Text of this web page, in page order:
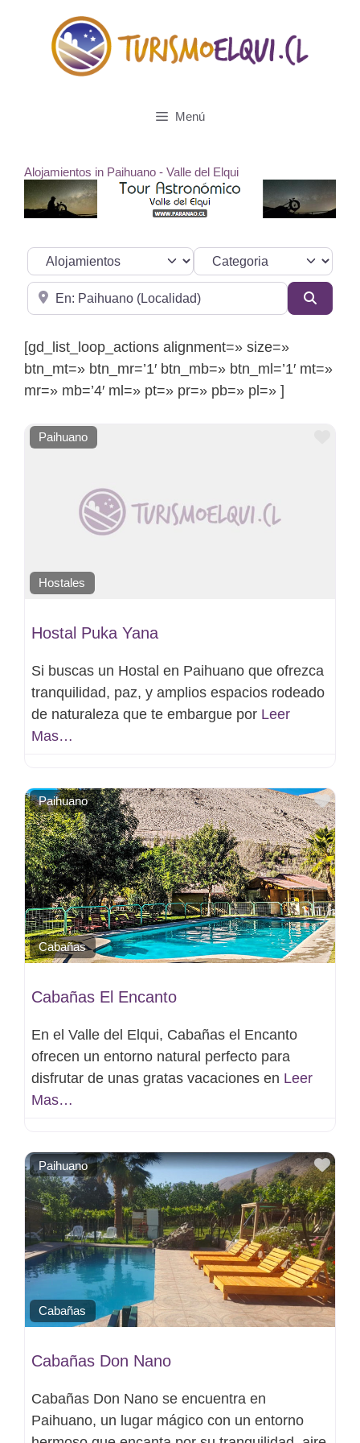
contenido
Menú
Alojamientos in Paihuano - Valle del Elqui
Seleccionar el formulario de búsqueda
Categoria
Cerca de
[gd_list_loop_actions alignment=» size=»
btn_mt=» btn_mr=’1′ btn_mb=» btn_ml=’1′ mt=»
mr=» mb=’4′ ml=» pt=» pr=» pb=» pl=» ]
Paihuano
Hostales
Hostal Puka Yana
Si buscas un Hostal en Paihuano que ofrezca
tranquilidad, paz, y amplios espacios rodeado
de naturaleza que te embargue por Leer
Mas…
Paihuano
Cabañas
Cabañas El Encanto
En el Valle del Elqui, Cabañas el Encanto
ofrecen un entorno natural perfecto para
disfrutar de unas gratas vacaciones en Leer
Mas…
Paihuano
Cabañas
Cabañas Don Nano
Cabañas Don Nano se encuentra en
Paihuano, un lugar mágico con un entorno